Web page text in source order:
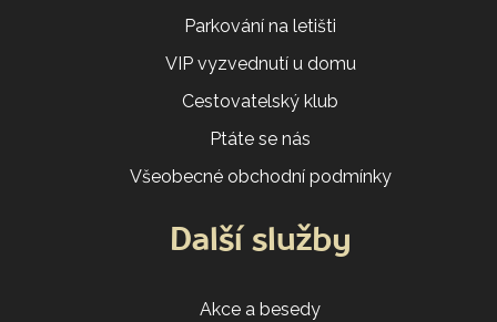
Parkování na letišti
VIP vyzvednutí u domu
Cestovatelský klub
Ptáte se nás
Všeobecné obchodní podmínky
Další služby
Akce a besedy